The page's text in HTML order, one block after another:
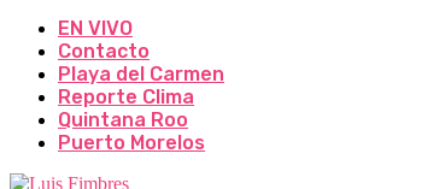
EN VIVO
Contacto
Playa del Carmen
Reporte Clima
Quintana Roo
Puerto Morelos